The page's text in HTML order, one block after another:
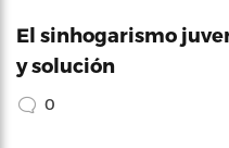
El sinhogarismo
y solución
0